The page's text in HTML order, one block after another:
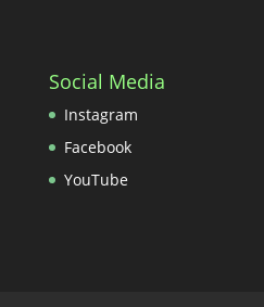
Social Media
Instagram
Facebook
YouTube